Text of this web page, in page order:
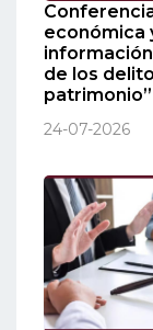
económica
de los
patrimonio”
24-07-2026